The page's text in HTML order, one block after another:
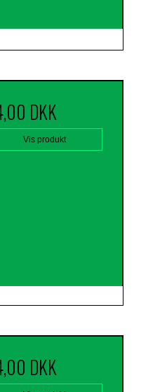
DKK
Vis produkt
DKK